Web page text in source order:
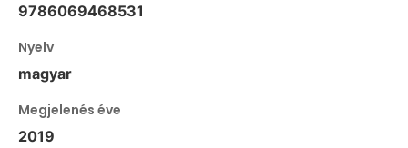
9786069468531
Nyelv
magyar
Megjelenés éve
2019